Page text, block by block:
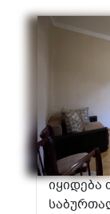
იყიდება